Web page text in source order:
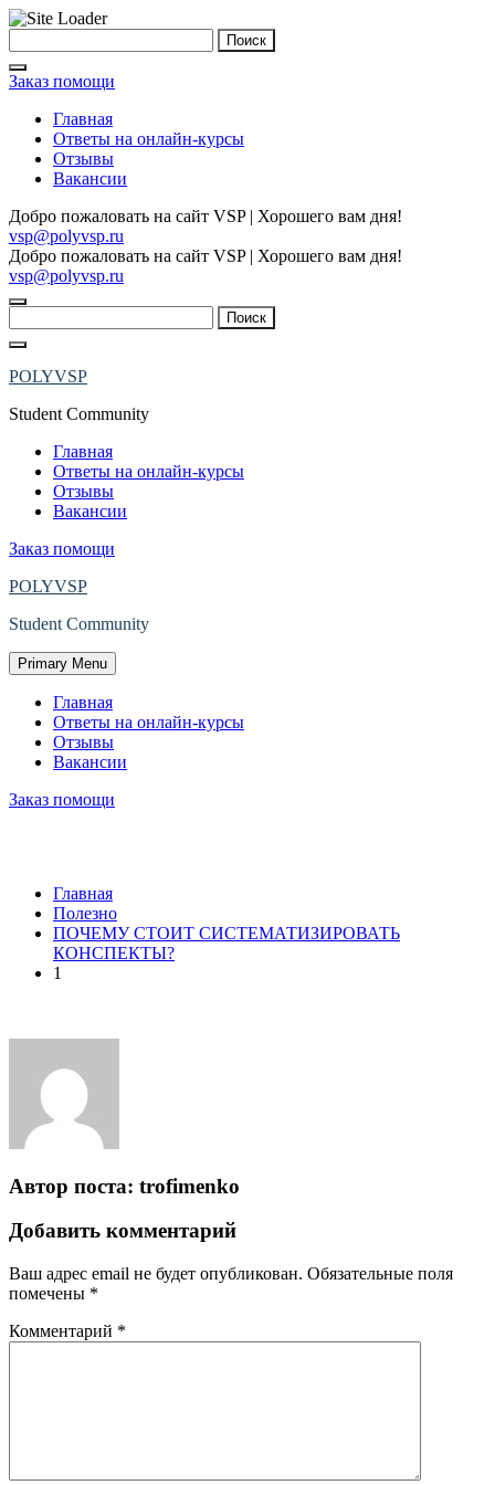
to
content
Заказ помощи
Главная
Ответы на онлайн-курсы
Отзывы
Вакансии
Добро пожаловать на сайт VSP | Хорошего вам дня!
vsp@polyvsp.ru
Добро пожаловать на сайт VSP | Хорошего вам дня!
vsp@polyvsp.ru
POLYVSP
Student Community
Главная
Ответы на онлайн-курсы
Отзывы
Вакансии
Заказ помощи
POLYVSP
Student Community
Primary Menu
Главная
Ответы на онлайн-курсы
Отзывы
Вакансии
Заказ помощи
Главная
Полезно
ПОЧЕМУ СТОИТ СИСТЕМАТИЗИРОВАТЬ
КОНСПЕКТЫ?
1
Автор поста: trofimenko
Добавить комментарий
Ваш адрес email не будет опубликован. Обязательные поля
помечены *
Комментарий *